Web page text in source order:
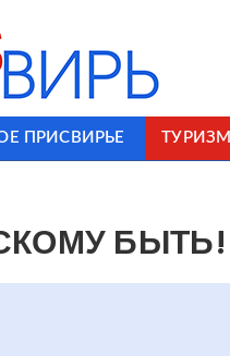
ПРИСВИРЬЕ ТУРИЗМ
БЫТЬ!